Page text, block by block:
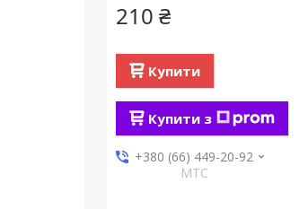
210 ₴
Купити
Купити з
+380 (66) 449-20-92
МТС